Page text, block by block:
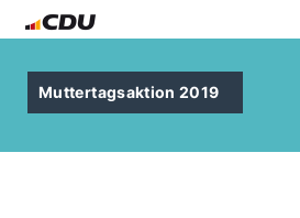
Muttertagsaktion 2019